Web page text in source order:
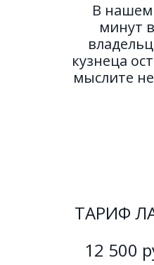
В нашем
минут
кузнеца
мыслите
ТАРИФ
12 500